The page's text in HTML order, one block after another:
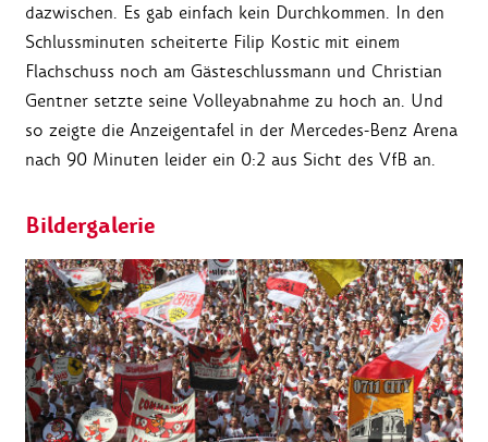
dazwischen. Es gab einfach kein Durchkommen. In den
Schlussminuten scheiterte Filip Kostic mit einem
Flachschuss noch am Gästeschlussmann und Christian
Gentner setzte seine Volleyabnahme zu hoch an. Und
so zeigte die Anzeigentafel in der Mercedes-Benz Arena
nach 90 Minuten leider ein 0:2 aus Sicht des VfB an.
Bildergalerie